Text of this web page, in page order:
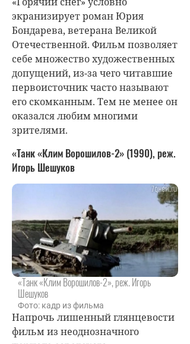
экранизирует роман Юрия
Бондарева, ветерана Великой
Отечественной. Фильм позволяет
себе множество художественных
допущений, из-за чего читавшие
первоисточник часто называют
его скомканным. Тем не менее он
оказался любим многими
зрителями.
«Танк «Клим Ворошилов-2» (1990), реж.
Игорь Шешуков
«Танк «Клим Ворошилов-2», реж. Игорь
Шешуков
Фото: кадр из фильма
Напрочь лишенный глянцевости
фильм из неоднозначного